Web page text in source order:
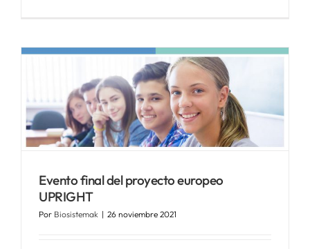
Evento final del proyecto europeo
UPRIGHT
Por Biosistemak | 26 noviembre 2021